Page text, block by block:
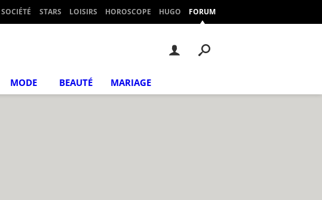
SOCIÉTÉ STARS LOISIRS HOROSCOPE HUGO FORUM
MODE BEAUTÉ MARIAGE